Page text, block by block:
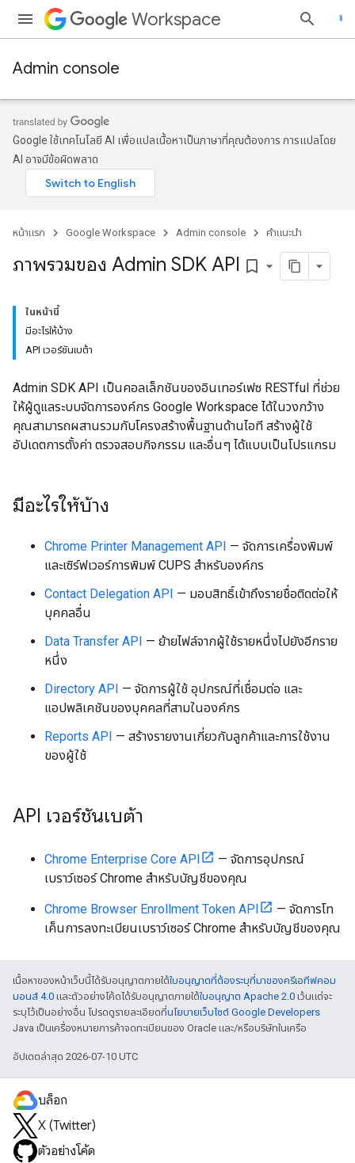
Workspace
Admin console
Google ใช้เทคโนโลยี AI เพื่อแปลเนื้อหาเป็นภาษาที่คุณต้องการ การแปลโดย
AI อาจมีข้อผิดพลาด
หน้าแรก Google Workspace Admin console คำแนะนำ
ภาพรวมของ Admin SDK API bookmark_border
ในหน้านี้
มีอะไรให้บ้าง
API เวอร์ชันเบต้า
Admin SDK API เป็นคอลเล็กชันของอินเทอร์เฟซ RESTful ที่ช่วย
ให้ผู้ดูแลระบบจัดการองค์กร Google Workspace ได้ในวงกว้าง
คุณสามารถผสานรวมกับโครงสร้างพื้นฐานด้านไอที สร้างผู้ใช้
อัปเดตการตั้งค่า ตรวจสอบกิจกรรม และอื่นๆ ได้แบบเป็นโปรแกรม
มีอะไรให้บ้าง
Chrome Printer Management API — จัดการเครื่องพิมพ์
และเซิร์ฟเวอร์การพิมพ์ CUPS สำหรับองค์กร
Contact Delegation API — มอบสิทธิ์เข้าถึงรายชื่อติดต่อให้
บุคคลอื่น
Data Transfer API — ย้ายไฟล์จากผู้ใช้รายหนึ่งไปยังอีกราย
หนึ่ง
Directory API — จัดการผู้ใช้ อุปกรณ์ที่เชื่อมต่อ และ
แอปพลิเคชันของบุคคลที่สามในองค์กร
Reports API — สร้างรายงานเกี่ยวกับลูกค้าและการใช้งาน
ของผู้ใช้
API เวอร์ชันเบต้า
Chrome Enterprise Core API
— จัดการอุปกรณ์
เบราว์เซอร์ Chrome สำหรับบัญชีของคุณ
Chrome Browser Enrollment Token API
— จัดการโท
เค็นการลงทะเบียนเบราว์เซอร์ Chrome สำหรับบัญชีของคุณ
เนื้อหาของหน้าเว็บนี้ได้รับอนุญาตภายใต้ใบอนุญาตที่ต้องระบุที่มาของครีเอทีฟคอม
มอนส์ 4.0 และตัวอย่างโค้ดได้รับอนุญาตภายใต้ใบอนุญาต Apache 2.0 เว้นแต่จะ
ระบุไว้เป็นอย่างอื่น โปรดดูรายละเอียดที่นโยบายเว็บไซต์ Google Developers
Java เป็นเครื่องหมายการค้าจดทะเบียนของ Oracle และ/หรือบริษัทในเครือ
อัปเดตล่าสุด 2026-07-10 UTC
บล็อก
X (Twitter)
ตัวอย่างโค้ด